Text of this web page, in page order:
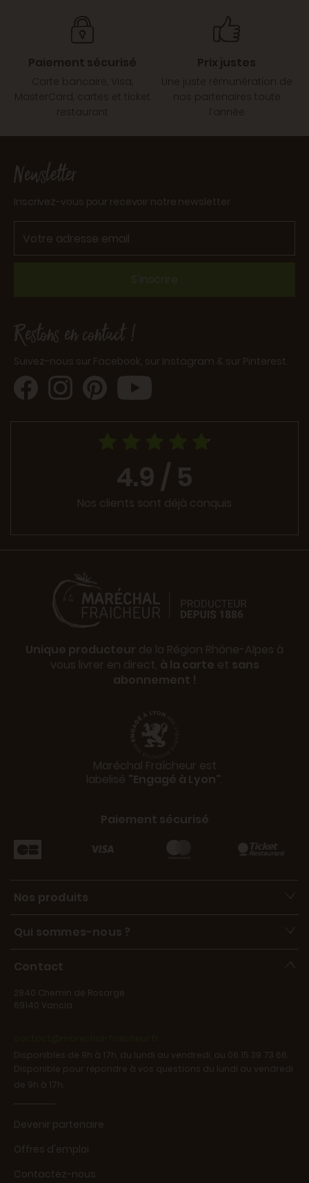
Paiement sécurisé
Carte bancaire, Visa,
MasterCard, cartes et ticket
restaurant
Prix justes
Une juste rémunération de
nos partenaires toute
l’année
Newsletter
Inscrivez-vous pour recevoir notre newsletter
S'inscrire
Restons en contact !
Suivez-nous sur Facebook, sur Instagram & sur Pinterest.
4.9 / 5
Nos clients sont déjà conquis
Unique producteur de la Région Rhône-Alpes à
vous livrer en direct, à la carte et sans
abonnement !
Maréchal Fraîcheur est
labelisé "Engagé à Lyon".
Paiement sécurisé
Nos produits
Qui sommes-nous ?
Contact
2840 Chemin de Rosarge
69140 Vancia
Disponibles de 9h à 17h, du lundi au vendredi, au 06 15 39 73 66.
Disponible pour répondre à vos questions du lundi au vendredi
de 9h à 17h.
Devenir partenaire
Offres d'emploi
Contactez-nous